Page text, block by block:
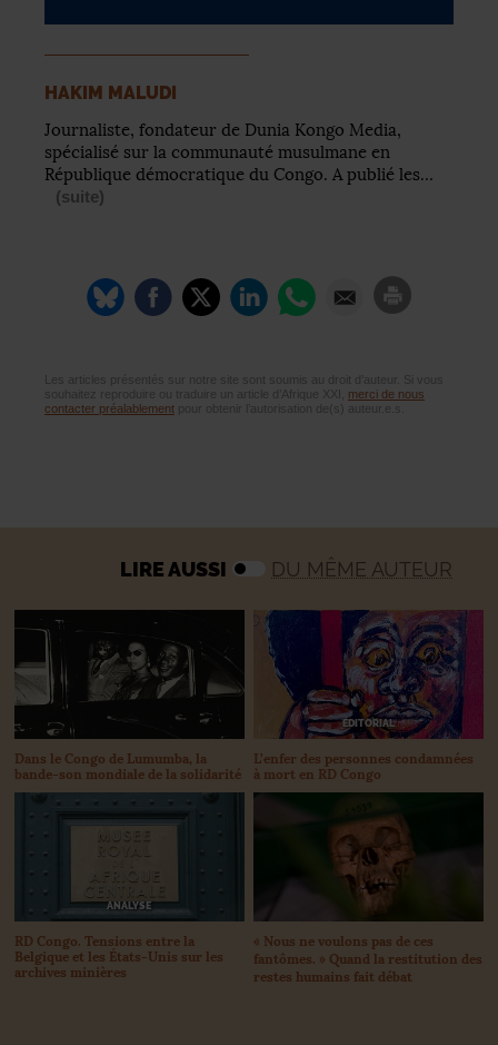
HAKIM MALUDI
Journaliste, fondateur de Dunia Kongo Media,
spécialisé sur la communauté musulmane en
République démocratique du Congo. A publié les…
(suite)
Les articles présentés sur notre site sont soumis au droit d’auteur. Si vous
souhaitez reproduire ou traduire un article d’Afrique XXI, merci de nous
contacter préalablement pour obtenir l’autorisation de(s) auteur.e.s.
LIRE AUSSI DU MÊME AUTEUR
Dans le Congo de Lumumba, la
bande-son mondiale de la solidarité
ÉDITORIAL
L’enfer des personnes condamnées
à mort en RD Congo
ANALYSE
RD Congo. Tensions entre la
Belgique et les États-Unis sur les
archives minières
« Nous ne voulons pas de ces
fantômes. » Quand la restitution des
restes humains fait débat